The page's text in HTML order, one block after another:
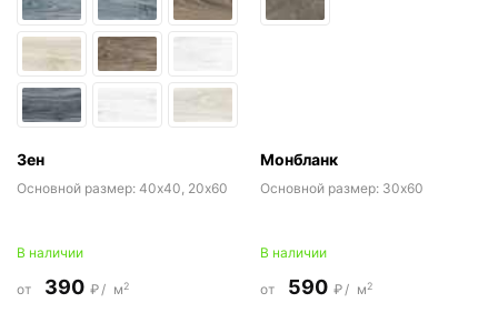
Зен
Основной размер: 40x40, 20x60
В наличии
от 390 ₽/ м2
Монбланк
Основной размер: 30x60
В наличии
от 590 ₽/ м2